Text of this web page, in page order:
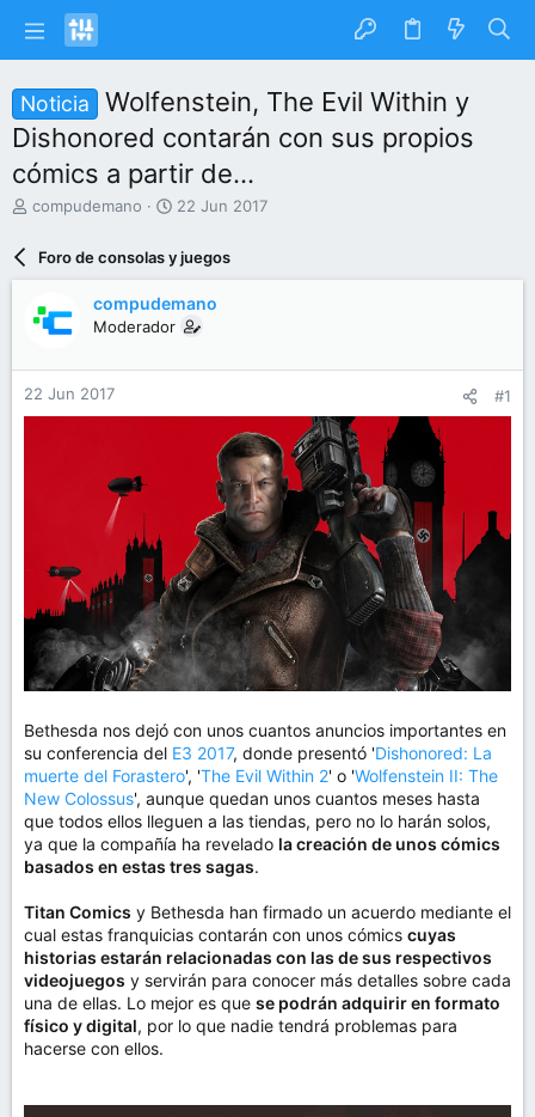
Noticia
Wolfenstein, The Evil Within y
Dishonored contarán con sus propios
cómics a partir de...
I
a
r
d
e
compudemano
F
c
h
d
e
n
c
22 Jun 2017
Foro de consolas y juegos
compudemano
Moderador
22 Jun 2017 #1
Bethesda nos dejó con unos cuantos anuncios importantes en
su conferencia del E3 2017, donde presentó 'Dishonored: La
muerte del Forastero', 'The Evil Within 2' o 'Wolfenstein II: The
New Colossus', aunque quedan unos cuantos meses hasta
que todos ellos lleguen a las tiendas, pero no lo harán solos,
ya que la compañía ha revelado la creación de unos cómics
basados en estas tres sagas.
Titan Comics y Bethesda han firmado un acuerdo mediante el
cual estas franquicias contarán con unos cómics cuyas
historias estarán relacionadas con las de sus respectivos
videojuegos y servirán para conocer más detalles sobre cada
una de ellas. Lo mejor es que se podrán adquirir en formato
físico y digital, por lo que nadie tendrá problemas para
hacerse con ellos.